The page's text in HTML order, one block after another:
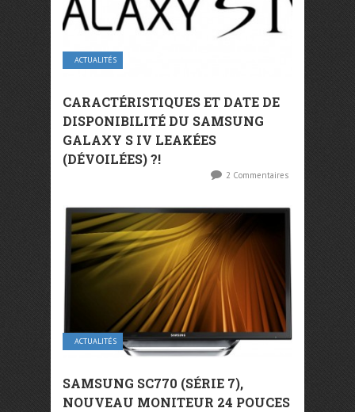
ACTUALITÉS
CARACTÉRISTIQUES ET DATE DE
DISPONIBILITÉ DU SAMSUNG
GALAXY S IV LEAKÉES
(DÉVOILÉES) ?!
2 Commentaires
ACTUALITÉS
SAMSUNG SC770 (SÉRIE 7),
NOUVEAU MONITEUR 24 POUCES